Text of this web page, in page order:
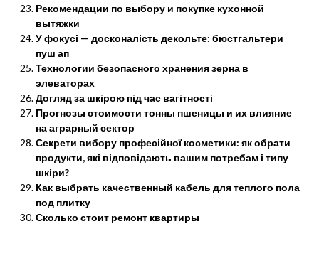
Рекомендации по выбору и покупке кухонной
вытяжки
У фокусі — досконалість декольте: бюстгальтери
пуш ап
Технологии безопасного хранения зерна в
элеваторах
Догляд за шкірою під час вагітності
Прогнозы стоимости тонны пшеницы и их влияние
на аграрный сектор
Секрети вибору професійної косметики: як обрати
продукти, які відповідають вашим потребам і типу
шкіри?
Как выбрать качественный кабель для теплого пола
под плитку
Сколько стоит ремонт квартиры